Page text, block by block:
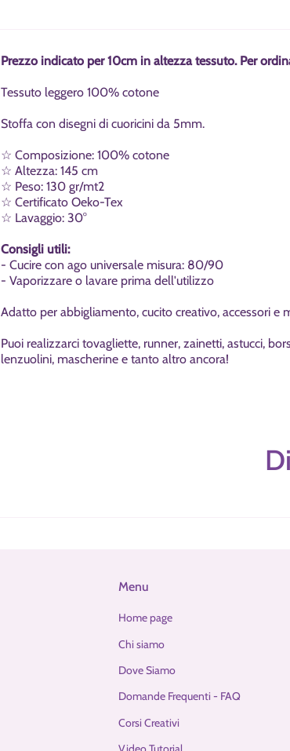
Prezzo indicato per 10cm in altezza tessuto. Per
Tessuto leggero 100% cotone
Stoffa con disegni di cuoricini da 5mm.
☆ Composizione: 100% cotone
☆ Altezza: 145 cm
☆ Peso: 130 gr/mt2
☆ Certificato Oeko-Tex
☆ Lavaggio: 30°
Consigli utili:
- Cucire con ago universale misura: 80/90
- Vaporizzare o lavare prima dell'utilizzo
Adatto per abbigliamento, cucito creativo, accessori e
Puoi realizzarci tovagliette, runner, zainetti, astucci,
lenzuolini, mascherine e tanto altro ancora!
Menu
Home page
Chi siamo
Dove Siamo
Domande Frequenti - FAQ
Corsi Creativi